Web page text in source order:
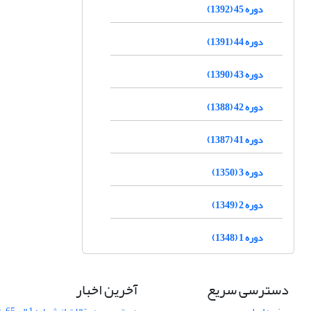
دوره 45 (1392)
دوره 44 (1391)
دوره 43 (1390)
دوره 42 (1388)
دوره 41 (1387)
دوره 3 (1350)
دوره 2 (1349)
دوره 1 (1348)
دسترسی سریع آخرین اخبار